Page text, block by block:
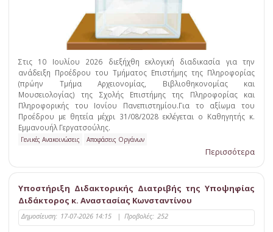
Στις 10 Ιουλίου 2026 διεξήχθη εκλογική διαδικασία για την
ανάδειξη Προέδρου του Τμήματος Επιστήμης της Πληροφορίας
(πρώην Τμήμα Αρχειονομίας, Βιβλιοθηκονομίας και
Μουσειολογίας) της Σχολής Επιστήμης της Πληροφορίας και
Πληροφορικής του Ιονίου Πανεπιστημίου.Για το αξίωμα του
Προέδρου με θητεία μέχρι 31/08/2028 εκλέγεται ο Καθηγητής κ.
Εμμανουήλ Γεργατσούλης.
Γενικές Ανακοινώσεις Αποφάσεις Οργάνων
Περισσότερα
Υποστήριξη Διδακτορικής Διατριβής της Υποψηφίας
Διδάκτορος κ. Αναστασίας Κωνσταντίνου
Δημοσίευση: 17-07-2026 14:15 | Προβολές: 252